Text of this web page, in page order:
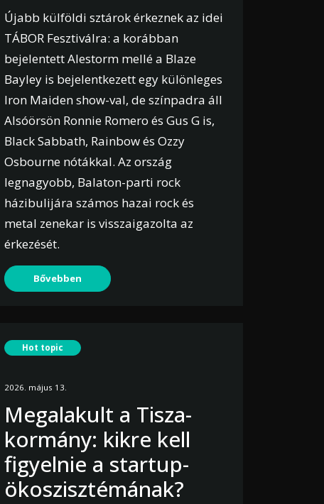
Újabb külföldi sztárok érkeznek az idei
TÁBOR Fesztiválra: a korábban
bejelentett Alestorm mellé a Blaze
Bayley is bejelentkezett egy különleges
Iron Maiden show-val, de színpadra áll
Alsóörsön Ronnie Romero és Gus G is,
Black Sabbath, Rainbow és Ozzy
Osbourne nótákkal. Az ország
legnagyobb, Balaton-parti rock
házibulijára számos hazai rock és
metal zenekar is visszaigazolta az
érkezését.
Bővebben
Hot topic
2026. május 13.
Megalakult a Tisza-
kormány: kikre kell
figyelnie a startup-
ökoszisztémának?